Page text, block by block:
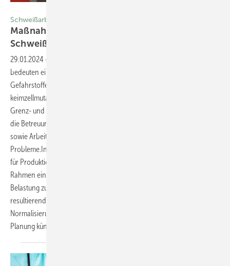
Schweißarbeitsplätze
Maßnahmenkonzept für
­Schweißarbeitsplätze
29.01.2024 -
bedeuten eine Exposition der Mitarbeitenden gegenüber
Gefahrstoffen, unter anderem von krebserregender und/oder
keimzellmutagener Wirkung (➥ Abb. 1). Die Einhaltung vorgegebener
Grenz- und Referenzwerte im Betrieb von Schweißarbeitsplätzen und
die Betreuung der dort arbeitenden Menschen stellt Arbeitgeber
sowie Arbeitsmedizinerinnen und -mediziner häufig vor große
Probleme.In einem gemeinsamen Projekt mit dem Fraunhofer Institut
für Produktionstechnik und Auto­matisierung (IPA) gelang es, im
Rahmen eines ganzheitlichen Ansatzes alle Einflussfaktoren für die
Belastung zu erarbeiten und neu zu strukturieren. Die hieraus
resultierenden Veränderungen zeigen eine zunehmende
Normalisierung der auffälligen Messergebnisse und verändern die
Planung künftiger Arbeitsplätze. Sandra